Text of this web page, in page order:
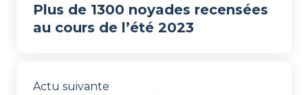
Plus de 1300 noyades recensées
au cours de l’été 2023
Actu suivante